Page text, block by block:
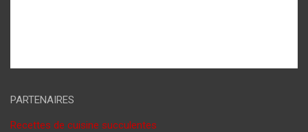
PARTENAIRES
Recettes de cuisine succulentes